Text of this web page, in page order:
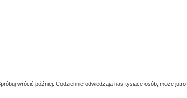
wrócić później. Codziennie odwiedzają nas tysiące osób, może